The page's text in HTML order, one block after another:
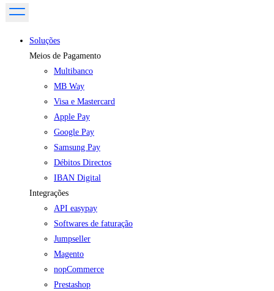
Soluções
Meios de Pagamento
Multibanco
MB Way
Visa e Mastercard
Apple Pay
Google Pay
Samsung Pay
Débitos Directos
IBAN Digital
Integrações
API easypay
Softwares de faturação
Jumpseller
Magento
nopCommerce
Prestashop